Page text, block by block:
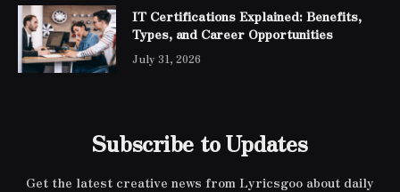
IT Certifications Explained: Benefits,
Types, and Career Opportunities
July 31, 2026
Subscribe to Updates
Get the latest creative news from Lyricsgoo about daily